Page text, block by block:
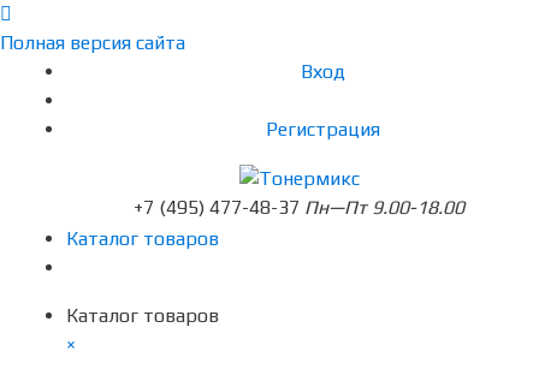
Полная версия сайта
Вход
Регистрация
+7 (495) 477-48-37 Пн—Пт 9.00-18.00
Каталог товаров
Каталог товаров
×